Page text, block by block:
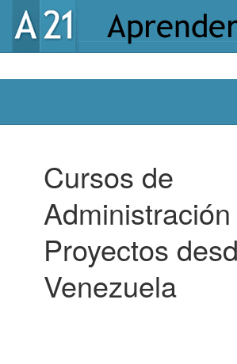
Cursos de
Proyectos
Venezuela